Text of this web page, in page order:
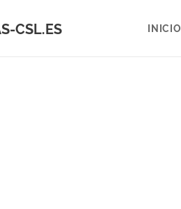
CSL.ES INICIO